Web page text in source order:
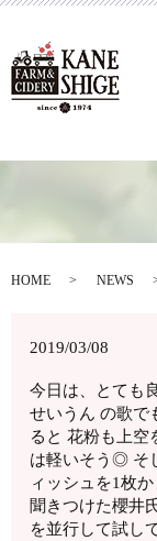
HOME NEWS
2019/03/08
今日は、とても
せいうん の歌で
ると 花粉も上空
は軽いそう◎ そ
ィッシュを1枚
聞きつけた櫻井
を並行して試し